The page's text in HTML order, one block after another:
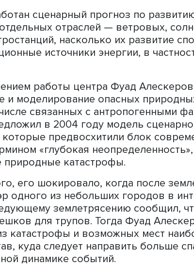
были проработаны по
газа и редкоземельных
Алескеров, крайне важны для
Нынешнее
повлиять на различные
КНР владеет
Недавно появились
элементов обнаружили в
сценарный анализ
элементов из Китая
сценарный прогноз по
ее отдельных отраслей —